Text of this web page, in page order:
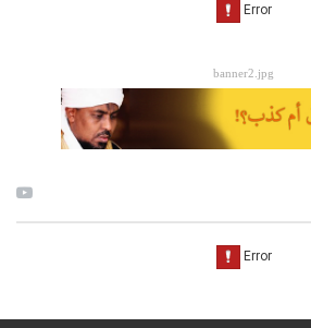
banner2.jpg